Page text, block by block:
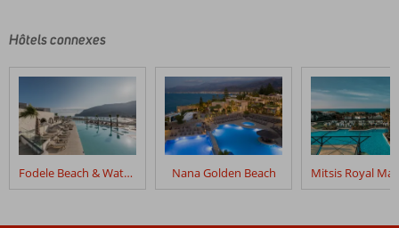
écrits
nos
après
leur
séjour
Caramel,
Hôtels connexes
Fodele Beach & Water Park Holiday Resort Nana Golden Beach